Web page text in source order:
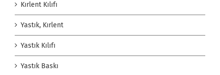
Kırlent Kılıfı
Yastık, Kırlent
Yastık Kılıfı
Yastık Baskı